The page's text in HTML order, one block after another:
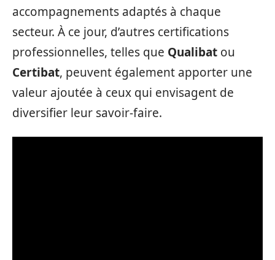
accompagnements adaptés à chaque
secteur. À ce jour, d’autres certifications
professionnelles, telles que Qualibat ou
Certibat, peuvent également apporter une
valeur ajoutée à ceux qui envisagent de
diversifier leur savoir-faire.